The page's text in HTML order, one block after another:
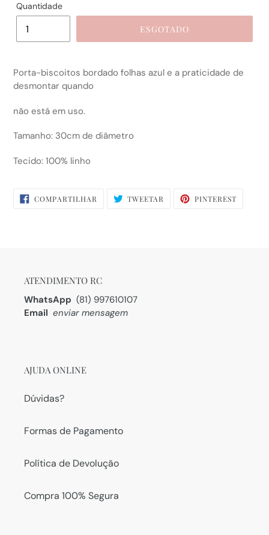
Quantidade
ESGOTADO
Porta-biscoitos bordado folhas azul e a praticidade de
desmontar quando
não está em uso.
Tamanho: 30cm de diâmetro
Tecido: 100% linho
COMPARTILHAR COMPARTILHAR
NO
TWEETAR TWEETARPINTERESTPIN
ATENDIMENTO RC
WhatsApp (81) 997610107
Email enviar mensagem
AJUDA ONLINE
Dúvidas?
Formas de Pagamento
Política de Devolução
Compra 100% Segura